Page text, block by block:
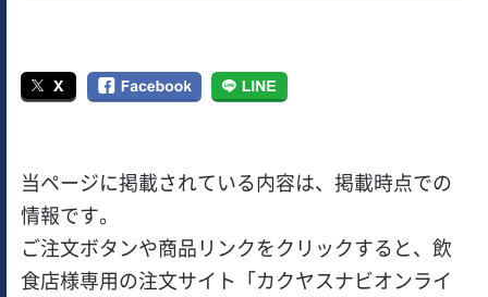
当ページに掲載されている内容は、掲載時点での
情報です。
ご注文ボタンや商品リンクをクリックすると、飲
食店様専用の注文サイト「カクヤスナビオンライ